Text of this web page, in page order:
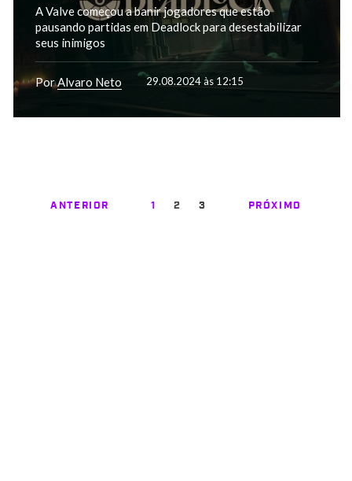
A Valve começou a banir jogadores que estão
pausando partidas em Deadlock para desestabilizar
seus inimigos
PorAlvaro Neto 29.08.2024 às 12:15
ANTERIOR 1 2 3 PRÓXIMO